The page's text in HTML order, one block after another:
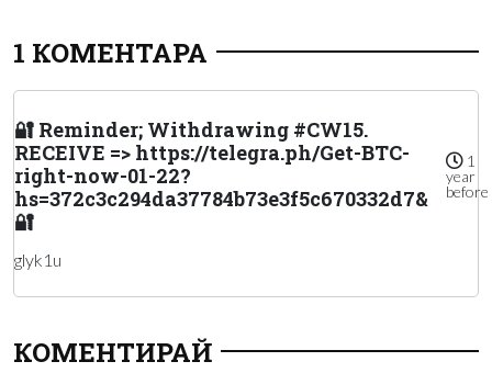
1 КОМЕНТАРА
🔐 Reminder; Withdrawing #CW15.
RECEIVE => https://telegra.ph/Get-BTC-
right-now-01-22?
hs=372c3c294da37784b73e3f5c670332d7&
🔐
1
year
before
glyk1u
КОМЕНТИРАЙ